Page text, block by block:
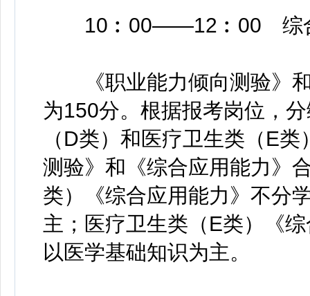
10︰00——12︰00 综
《职业能力倾向测验》和
为150分。根据报考岗位，
（D类）和医疗卫生类（E
测验》和《综合应用能力》
类）《综合应用能力》不分
主；医疗卫生类（E类）《
以医学基础知识为主。